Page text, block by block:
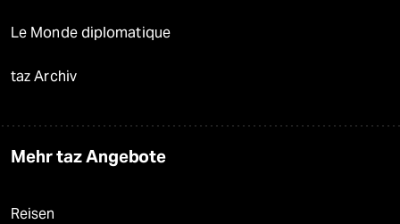
Le Monde diplomatique
taz Archiv
Mehr taz Angebote
Reisen